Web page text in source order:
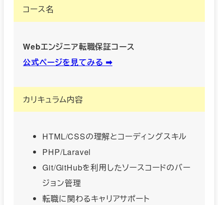
コース名
Webエンジニア転職保証コース
公式ページを見てみる ➡︎
カリキュラム内容
HTML/CSSの理解とコーディングスキル
PHP/Laravel
Git/GitHubを利用したソースコードのバー
ジョン管理
転職に関わるキャリアサポート